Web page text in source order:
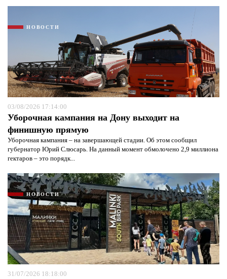
НОВОСТИ
03/08/2026 17:14:00
Уборочная кампания на Дону выходит на
финишную прямую
Уборочная кампания – на завершающей стадии. Об этом сообщил
губернатор Юрий Слюсарь. На данный момент обмолочено 2,9 миллиона
гектаров – это порядк...
НОВОСТИ
31/07/2026 18:18:00
защиты информации*
Я согласен с
политикой конфиденциальности и
защиты информации*